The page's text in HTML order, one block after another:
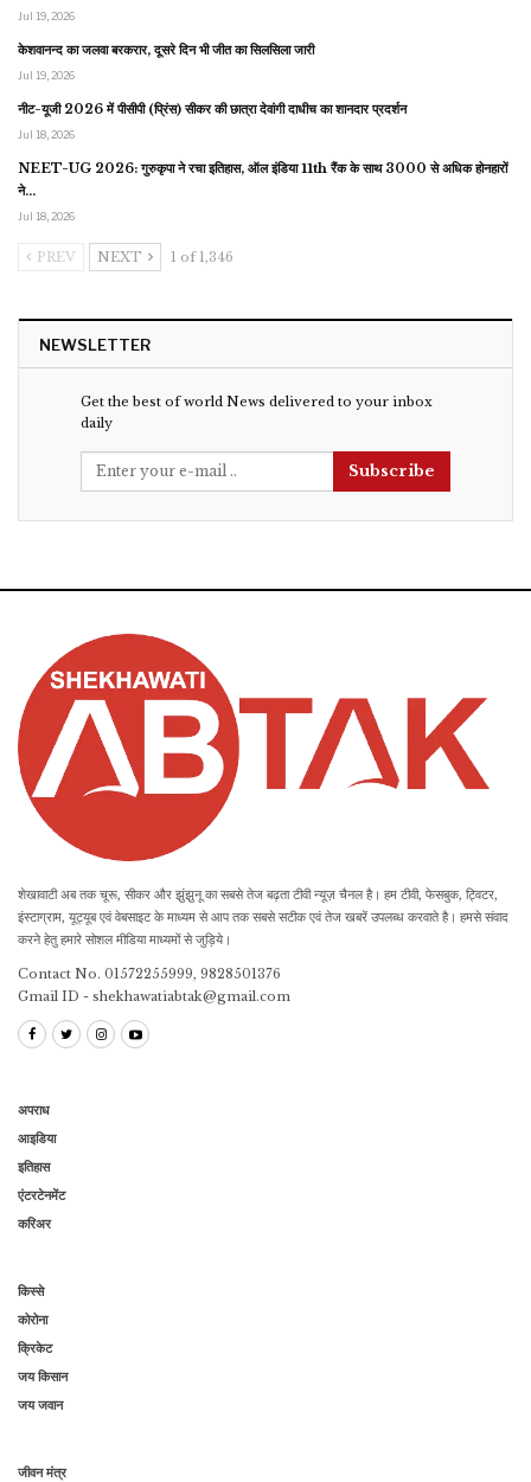
Jul 19, 2026
केशवानन्द का जलवा बरकरार, दूसरे दिन भी जीत का सिलसिला जारी
Jul 19, 2026
नीट-यूजी 2026 में पीसीपी (प्रिंस) सीकर की छात्रा देवांगी दाधीच का शानदार प्रदर्शन
Jul 18, 2026
NEET-UG 2026: गुरुकृपा ने रचा इतिहास, ऑल इंडिया 11th रैंक के साथ 3000 से अधिक होनहारों
ने…
Jul 18, 2026
PREV NEXT 1 of 1,346
NEWSLETTER
Get the best of world News delivered to your inbox
daily
Subscribe
शेखावाटी अब तक चूरू, सीकर और झुंझुनू का सबसे तेज बढ़ता टीवी न्यूज़ चैनल है। हम टीवी, फेसबुक, ट्विटर,
इंस्टाग्राम, यूट्यूब एवं वेबसाइट के माध्यम से आप तक सबसे सटीक एवं तेज खबरें उपलब्ध करवाते है। हमसे संवाद
करने हेतु हमारे सोशल मीडिया माध्यमों से जुड़िये।
Contact No. 01572255999, 9828501376
Gmail ID - shekhawatiabtak@gmail.com
अपराध
आइडिया
इतिहास
एंटरटेनमेंट
करिअर
किस्से
कोरोना
क्रिकेट
जय किसान
जय जवान
जीवन मंत्र